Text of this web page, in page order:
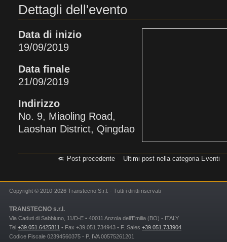
Dettagli dell'evento
Data di inizio
19/09/2019
Data finale
21/09/2019
Indirizzo
No. 9, Miaoling Road,
Laoshan District, Qingdao
Post precedente Ultimi post nella categoria Eventi
Copyright © 2010-2026 Transtecno S.r.l. - Tutti i diritti riservati
TRANSTECNO s.r.l.
Via Caduti di Sabbiuno, 11/D-E • 40011 Anzola dell'Emilia (BO) - ITALY
Tel +39.051.6425811 • Fax +39.051.734943 • F. Sales +39.051.733904
Codice Fiscale 02394560375 - P. IVA 00575261201